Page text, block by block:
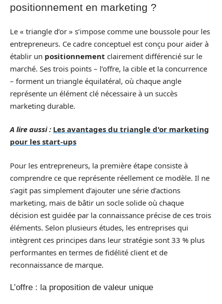
positionnement en marketing ?
Le « triangle d’or » s’impose comme une boussole pour les
entrepreneurs. Ce cadre conceptuel est conçu pour aider à
établir un positionnement clairement différencié sur le
marché. Ses trois points – l’offre, la cible et la concurrence
– forment un triangle équilatéral, où chaque angle
représente un élément clé nécessaire à un succès
marketing durable.
A lire aussi : Les avantages du triangle d'or marketing
pour les start-ups
Pour les entrepreneurs, la première étape consiste à
comprendre ce que représente réellement ce modèle. Il ne
s’agit pas simplement d’ajouter une série d’actions
marketing, mais de bâtir un socle solide où chaque
décision est guidée par la connaissance précise de ces trois
éléments. Selon plusieurs études, les entreprises qui
intègrent ces principes dans leur stratégie sont 33 % plus
performantes en termes de fidélité client et de
reconnaissance de marque.
L’offre : la proposition de valeur unique